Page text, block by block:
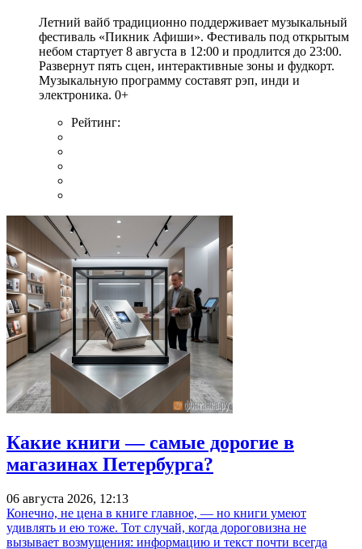
Летний вайб традиционно поддерживает музыкальный
фестиваль «Пикник Афиши». Фестиваль под открытым
небом стартует 8 августа в 12:00 и продлится до 23:00.
Развернут пять сцен, интерактивные зоны и фудкорт.
Музыкальную программу составят рэп, инди и
электроника. 0+
Рейтинг:
Какие книги — самые дорогие в
магазинах Петербурга?
06 августа 2026, 12:13
Конечно, не цена в книге главное, — но книги умеют
удивлять и ею тоже. Тот случай, когда дороговизна не
вызывает возмущения: информацию и текст почти всегда